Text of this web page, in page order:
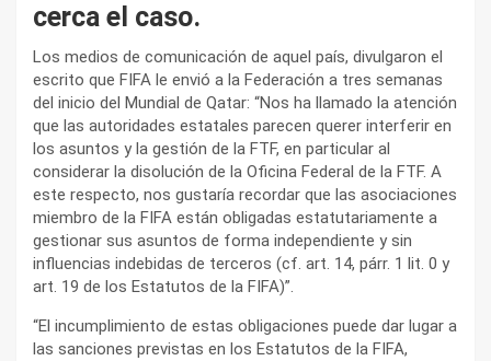
cerca el caso.
Los medios de comunicación de aquel país, divulgaron el
escrito que FIFA le envió a la Federación a tres semanas
del inicio del Mundial de Qatar: “Nos ha llamado la atención
que las autoridades estatales parecen querer interferir en
los asuntos y la gestión de la FTF, en particular al
considerar la disolución de la Oficina Federal de la FTF. A
este respecto, nos gustaría recordar que las asociaciones
miembro de la FIFA están obligadas estatutariamente a
gestionar sus asuntos de forma independiente y sin
influencias indebidas de terceros (cf. art. 14, párr. 1 lit. 0 y
art. 19 de los Estatutos de la FIFA)”.
“El incumplimiento de estas obligaciones puede dar lugar a
las sanciones previstas en los Estatutos de la FIFA,